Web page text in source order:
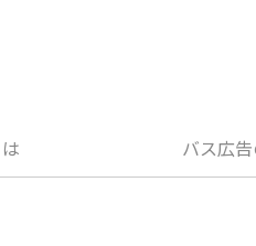
バス広